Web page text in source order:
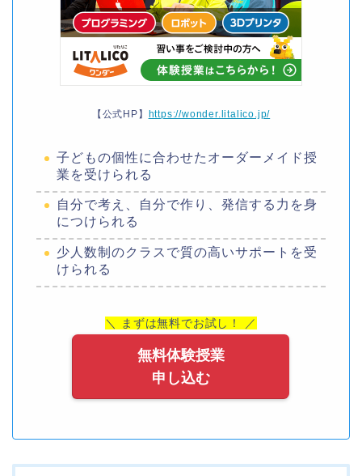
【公式HP】 https://wonder.litalico.jp/
子どもの個性に合わせたオーダーメイド授
業を受けられる
自分で考え、自分で作り、発信する力を身
につけられる
少人数制のクラスで質の高いサポートを受
けられる
＼ まずは無料でお試し！ ／
無料体験授業
申し込む